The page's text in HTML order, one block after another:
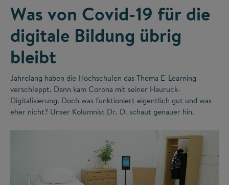
Was von Covid-19 für die
digitale Bildung übrig
bleibt
Jahrelang haben die Hochschulen das Thema E-Learning
verschleppt. Dann kam Corona mit seiner Hauruck-
Digitalisierung. Doch was funktioniert eigentlich gut und was
eher nicht? Unser Kolumnist Dr. D. schaut genauer hin.